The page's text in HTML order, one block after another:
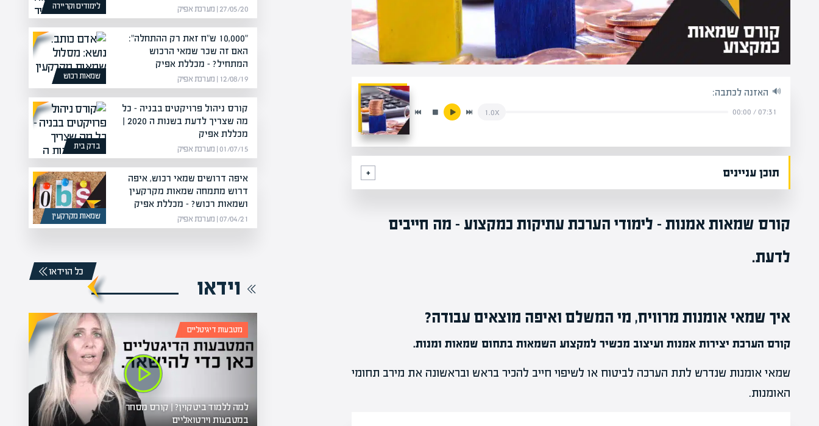
האזנה לכתבה:
07:31
/
00:00
1.0x
תוכן עניינים
קורס שמאות אמנות – לימודי הערכת עתיקות כמקצוע – מה חייבים
לדעת.
איך שמאי אומנות מרוויח, מי המשלם ואיפה מוצאים עבודה?
קורס הערכת יצירות אמנות ועיצוב מכשיר למקצוע השמאות בתחום שמאות ומנות.
שמאי אומנות שנדרש לתת הערכה לביטוח או לשיפוי חייב להכיר בראש ובראשונה את מירב תחומי
האומנות.
לימודים וקריירה 27/05/20 | מערכת אפיק
שמאות רכוש
"10,000 ש"ח זאת רק ההתחלה":
האם זה שכר שמאי הרכוש
המתחיל? – מכללת אפיק
12/08/19 | מערכת אפיק
בדק בית
קורס ניהול פרויקטים בבניה – כל
מה שצריך לדעת בשנות ה 2020 |
מכללת אפיק
01/07/15 | מערכת אפיק
שמאות מקרקעין
איפה דרושים שמאי רכוש, איפה
דרוש מתמחה שמאות מקרקעין
ושמאות רכוש? – מכללת אפיק
07/04/21 | מערכת אפיק
וידאו
כל הוידאו
מטבעות דיגיטליים
למה ללמוד ביטקוין? | קורס מסחר
במטבעות וירטואליים